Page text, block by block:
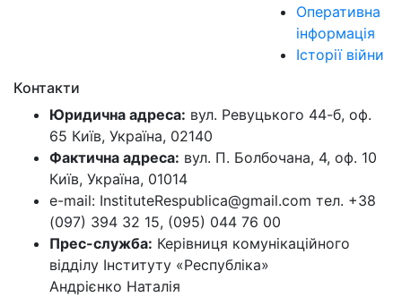
Оперативна
інформація
Історії війни
Контакти
Юридична адреса: вул. Ревуцького 44-б, оф.
65 Київ, Україна, 02140
Фактична адреса: вул. П. Болбочана, 4, оф. 10
Київ, Україна, 01014
e-mail: InstituteRespublica@gmail.com тел. +38
(097) 394 32 15, (095) 044 76 00
Прес-служба: Керівниця комунікаційного
відділу Інституту «Республіка»
Андрієнко Наталія